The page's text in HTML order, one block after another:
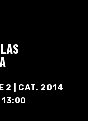
2 | CAT. 2014